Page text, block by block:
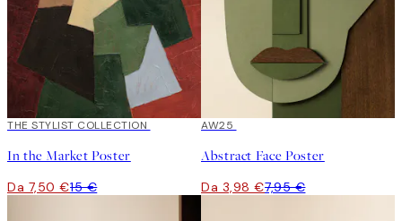
50%*
THE STYLIST COLLECTION
In the Market Poster
Da 7,50 €15 €
50%*
AW25
Abstract Face Poster
Da 3,98 €7,95 €